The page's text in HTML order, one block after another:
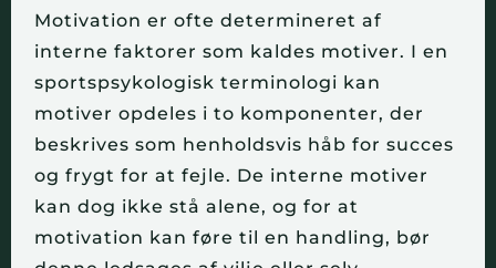
Motivation er ofte determineret af
interne faktorer som kaldes motiver. I en
sportspsykologisk terminologi kan
motiver opdeles i to komponenter, der
beskrives som henholdsvis håb for succes
og frygt for at fejle. De interne motiver
kan dog ikke stå alene, og for at
motivation kan føre til en handling, bør